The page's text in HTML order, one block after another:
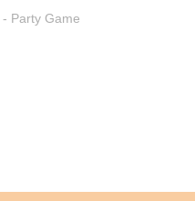
Party Game